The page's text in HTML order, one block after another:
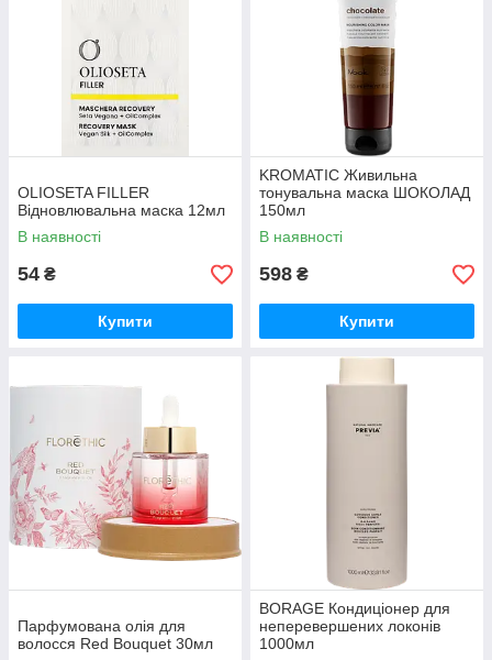
OLIOSETA FILLER
Відновлювальна маска 12мл
В наявності
54 ₴
Купити
KROMATIC Живильна
тонувальна маска ШОКОЛАД
150мл
В наявності
598 ₴
Купити
Парфумована олія для
волосся Red Bouquet 30мл
BORAGE Кондиціонер для
неперевершених локонів
1000мл